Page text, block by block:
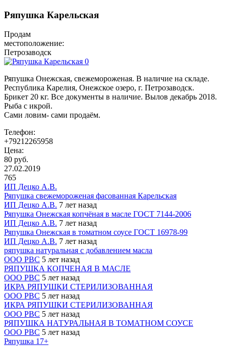
Ряпушка Карельская
Продам
местоположение:
Петрозаводск
Ряпушка Онежская, свежемороженая. В наличие на складе.
Республика Карелия, Онежское озеро, г. Петрозаводск.
Брикет 20 кг. Все документы в наличие. Вылов декабрь 2018.
Рыба с икрой.
Сами ловим- сами продаём.
Телефон:
+79212265958
Цена:
80 руб.
27.02.2019
765
ИП Децко А.В.
Ряпушка свежемороженая фасованная Карельская
ИП Децко А.В. 7 лет назад
Ряпушка Онежская копчёная в масле ГОСТ 7144-2006
ИП Децко А.В. 7 лет назад
Ряпушка Онежская в томатном соусе ГОСТ 16978-99
ИП Децко А.В. 7 лет назад
ряпушка натуральная с добавлением масла
ООО РВС 5 лет назад
РЯПУШКА КОПЧЕНАЯ В МАСЛЕ
ООО РВС 5 лет назад
ИКРА РЯПУШКИ СТЕРИЛИЗОВАННАЯ
ООО РВС 5 лет назад
ИКРА РЯПУШКИ СТЕРИЛИЗОВАННАЯ
ООО РВС 5 лет назад
РЯПУШКА НАТУРАЛЬНАЯ В ТОМАТНОМ СОУСЕ
ООО РВС 5 лет назад
Ряпушка 17+